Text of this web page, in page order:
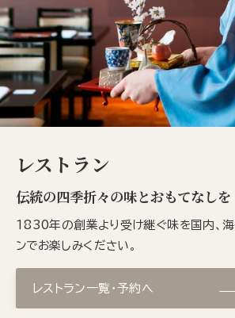
レストラン
伝統の四季折々の味とおもてなしを
1830年の創業より受け継ぐ味を国内、海
ンでお楽しみください。
レストラン一覧・予約へ